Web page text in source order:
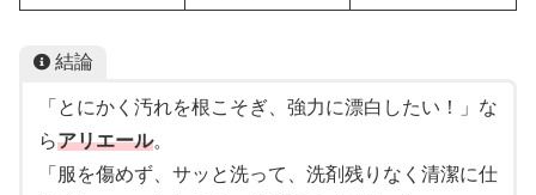
結論
「とにかく汚れを根こそぎ、強力に漂白したい！」な
らアリエール。
「服を傷めず、サッと洗って、洗剤残りなく清潔に仕